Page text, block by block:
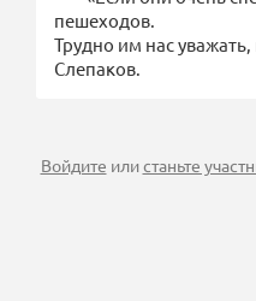
пешеходов.
Трудно им нас
Слепаков.
Войдите илистаньте